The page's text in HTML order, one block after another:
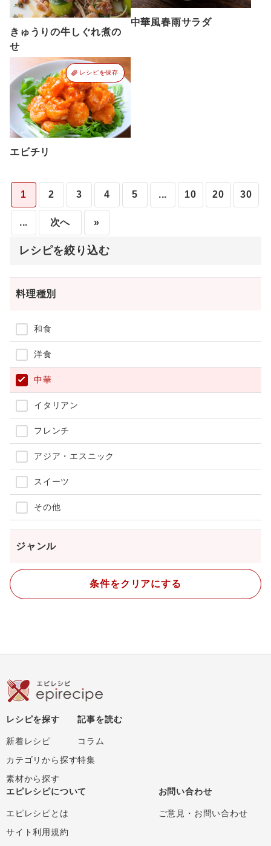
レシピを絞り込む
料理種別
和食
洋食
中華
イタリアン
フレンチ
アジア・エスニック
スイーツ
その他
ジャンル
条件をクリアにする
きゅうりの牛しぐれ煮の
せ
中華風春雨サラダ
レシピを保存
エビチリ
1 2 3 4 5 ... 10 20 30
... 次へ »
レシピを探す
新着レシピ
カテゴリから探す
素材から探す
記事を読む
コラム
特集
エピレシピについて
エピレシピとは
サイト利用規約
お問い合わせ
ご意見・お問い合わせ